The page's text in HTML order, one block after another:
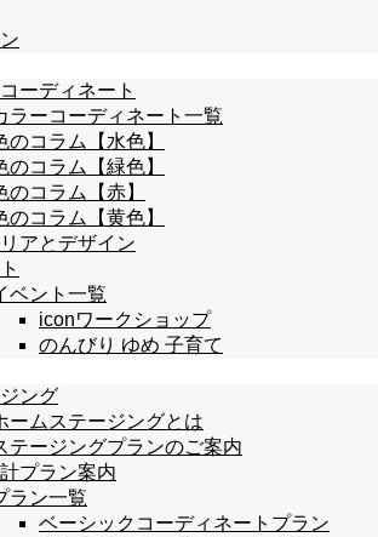
ーディネート
ラーコーディネート一覧
のコラム【水色】
のコラム【緑色】
のコラム【赤】
のコラム【黄色】
アとデザイン
ベント一覧
iconワークショップ
のんびり ゆめ 子育て
ング
ームステージングとは
テージングプランのご案内
プラン案内
ラン一覧
ベーシックコーディネートプラン